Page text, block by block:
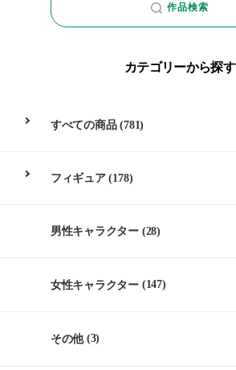
作品検索
カテゴリーから探す
すべての商品(781)
フィギュア(178)
男性キャラクター (28)
女性キャラクター (147)
その他(3)